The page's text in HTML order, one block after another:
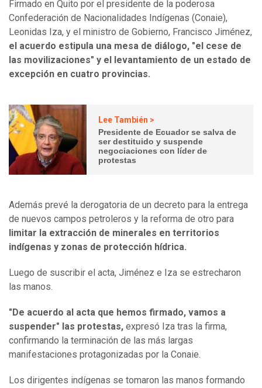
Firmado en Quito por el presidente de la poderosa
Confederación de Nacionalidades Indígenas (Conaie),
Leonidas Iza, y el ministro de Gobierno, Francisco Jiménez,
el acuerdo estipula una mesa de diálogo, "el cese de
las movilizaciones" y el levantamiento de un estado de
excepción en cuatro provincias.
Lee También >
Presidente de Ecuador se salva de
ser destituido y suspende
negociaciones con líder de
protestas
Además prevé la derogatoria de un decreto para la entrega
de nuevos campos petroleros y la reforma de otro para
limitar la extracción de minerales en territorios
indígenas y zonas de protección hídrica.
Luego de suscribir el acta, Jiménez e Iza se estrecharon
las manos.
"De acuerdo al acta que hemos firmado, vamos a
suspender" las protestas, expresó Iza tras la firma,
confirmando la terminación de las más largas
manifestaciones protagonizadas por la Conaie.
Los dirigentes indígenas se tomaron las manos formando